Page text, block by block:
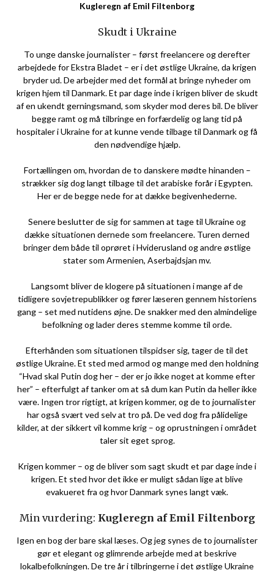
Kugleregn af Emil Filtenborg
Skudt i Ukraine
To unge danske journalister – først freelancere og derefter
arbejdede for Ekstra Bladet – er i det østlige Ukraine, da krigen
bryder ud. De arbejder med det formål at bringe nyheder om
krigen hjem til Danmark. Et par dage inde i krigen bliver de skudt
af en ukendt gerningsmand, som skyder mod deres bil. De bliver
begge ramt og må tilbringe en forfærdelig og lang tid på
hospitaler i Ukraine for at kunne vende tilbage til Danmark og få
den nødvendige hjælp.
Fortællingen om, hvordan de to danskere mødte hinanden –
strækker sig dog langt tilbage til det arabiske forår i Egypten.
Her er de begge nede for at dække begivenhederne.
Senere beslutter de sig for sammen at tage til Ukraine og
dække situationen dernede som freelancere. Turen derned
bringer dem både til oprøret i Hviderusland og andre østlige
stater som Armenien, Aserbajdsjan mv.
Langsomt bliver de klogere på situationen i mange af de
tidligere sovjetrepublikker og fører læseren gennem historiens
gang – set med nutidens øjne. De snakker med den almindelige
befolkning og lader deres stemme komme til orde.
Efterhånden som situationen tilspidser sig, tager de til det
østlige Ukraine. Et sted med armod og mange med den holdning
“Hvad skal Putin dog her – der er jo ikke noget at komme efter
her” – efterfulgt af tanker om at så dum kan Putin da heller ikke
være. Ingen tror rigtigt, at krigen kommer, og de to journalister
har også svært ved selv at tro på. De ved dog fra pålidelige
kilder, at der sikkert vil komme krig – og oprustningen i området
taler sit eget sprog.
Krigen kommer – og de bliver som sagt skudt et par dage inde i
krigen. Et sted hvor det ikke er muligt sådan lige at blive
evakueret fra og hvor Danmark synes langt væk.
Min vurdering: Kugleregn af Emil Filtenborg
Igen en bog der bare skal læses. Og jeg synes de to journalister
gør et elegant og glimrende arbejde med at beskrive
lokalbefolkningen. De tre år i tilbringerne i det østlige Ukraine